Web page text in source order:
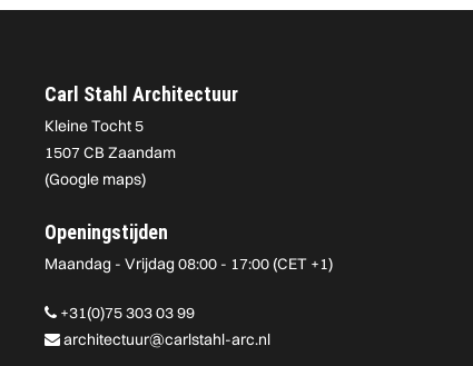
Carl Stahl Architectuur
Kleine Tocht 5
1507 CB Zaandam
(Google maps)
Openingstijden
Maandag - Vrijdag 08:00 - 17:00 (CET +1)
+31(0)75 303 03 99
architectuur@carlstahl-arc.nl